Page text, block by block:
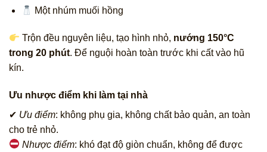
Một nhúm muối hồng
Trộn đều nguyên liệu, tạo hình nhỏ, nướng 150°C
trong 20 phút. Để nguội hoàn toàn trước khi cất vào hũ
kín.
Ưu nhược điểm khi làm tại nhà
✔ Ưu điểm: không phụ gia, không chất bảo quản, an toàn
cho trẻ nhỏ.
Nhược điểm: khó đạt độ giòn chuẩn, không để được